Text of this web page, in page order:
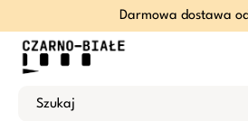
Darmowa dostawa